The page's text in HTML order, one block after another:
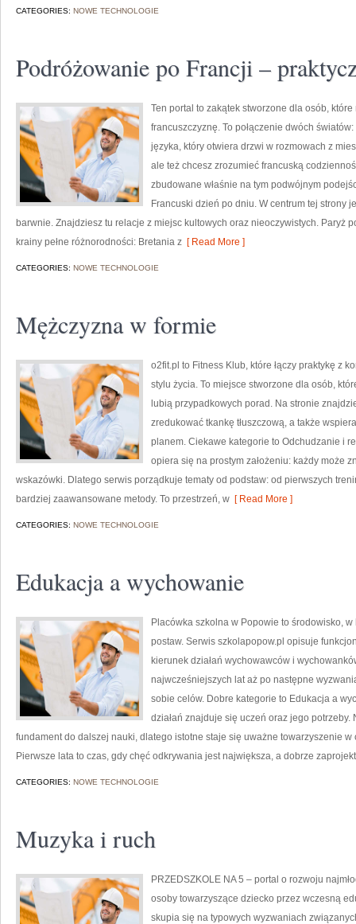
CATEGORIES: NOWE TECHNOLOGIE
Podróżowanie po Francji –
Ten portal to zakątek stworzone dla osób,
francuszczyznę. To połączenie dwóch
języka, który otwiera drzwi w rozmowach z
ale też chcesz zrozumieć francuską
zbudowane właśnie na tym podwójnym
Francuski dzień po dniu. W centrum tej strony
barwnie. Znajdziesz tu relacje z miejsc kultowych oraz nieoczywistych. Paryż
krainy pełne różnorodności: Bretania z [ Read More ]
CATEGORIES: NOWE TECHNOLOGIE
Mężczyzna w formie
o2fit.pl to Fitness Klub, które łączy praktykę z
stylu życia. To miejsce stworzone dla osób,
lubią przypadkowych porad. Na stronie
zredukować tkankę tłuszczową, a także
planem. Ciekawe kategorie to Odchudzanie i
opiera się na prostym założeniu: każdy może
wskazówki. Dlatego serwis porządkuje tematy od podstaw: od pierwszych
bardziej zaawansowane metody. To przestrzeń, w [ Read More ]
CATEGORIES: NOWE TECHNOLOGIE
Edukacja a wychowanie
Placówka szkolna w Popowie to środowisko,
postaw. Serwis szkolapopow.pl opisuje
kierunek działań wychowawców i
najwcześniejszych lat aż po następne
sobie celów. Dobre kategorie to Edukacja a
działań znajduje się uczeń oraz jego
fundament do dalszej nauki, dlatego istotne staje się uważne towarzyszenie w
Pierwsze lata to czas, gdy chęć odkrywania jest największa, a dobrze
CATEGORIES: NOWE TECHNOLOGIE
Muzyka i ruch
PRZEDSZKOLE NA 5 – portal o rozwoju
osoby towarzyszące dziecko przez wczesną
skupia się na typowych wyzwaniach